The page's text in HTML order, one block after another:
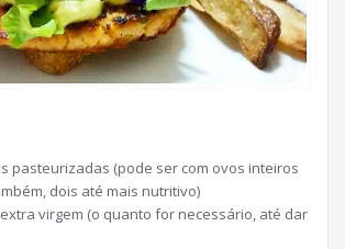
pasteurizadas (pode ser com ovos inteiros
dois até mais nutritivo)
virgem (o quanto for necessário, até dar